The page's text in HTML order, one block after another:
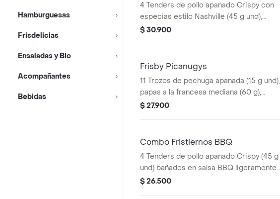
Hamburguesas
Frisdelicias
Ensaladas y Bio
Acompañantes
Bebidas
4 Tenders de pollo apanado Crispy con
especias estilo Nashville (45 g und),
sirope de miel picante, papas a la
$ 30.900
Frisby Picanugys
11 Trozos de pechuga apanada (15 g und),
papas a la francesa mediana (60 g),
ensalada de repollo personal (145 g) y
$ 27.900
Combo Fristiernos BBQ
4 Tenders de pollo apanado Crispy (45 g
und) bañados en salsa BBQ ligeramente
picante, papas a la francesa mediana (60
$ 26.500